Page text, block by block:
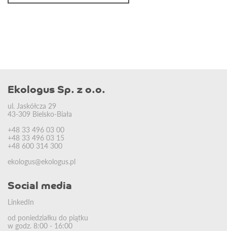
Ekologus Sp. z o.o.
ul. Jaskółcza 29
43-309 Bielsko-Biała
+48 33 496 03 00
+48 33 496 03 15
+48 600 314 300
ekologus@ekologus.pl
Social media
LinkedIn
od poniedziałku do piątku
w godz. 8:00 - 16:00